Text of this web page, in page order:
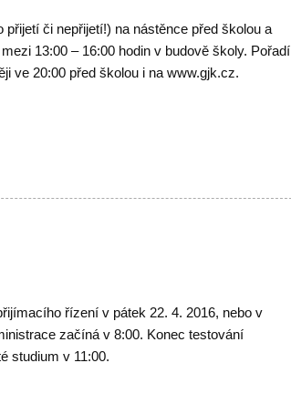
či nepřijetí!) na nástěnce před školou a
13:00 – 16:00 hodin v budově školy. Pořadí
ve 20:00 před školou i na www.gjk.cz.
řízení v pátek 22. 4. 2016, nebo v
začíná v 8:00. Konec testování
studium v 11:00.